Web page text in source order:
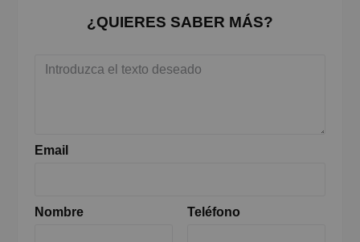
¿QUIERES SABER MÁS?
Email
Nombre Teléfono